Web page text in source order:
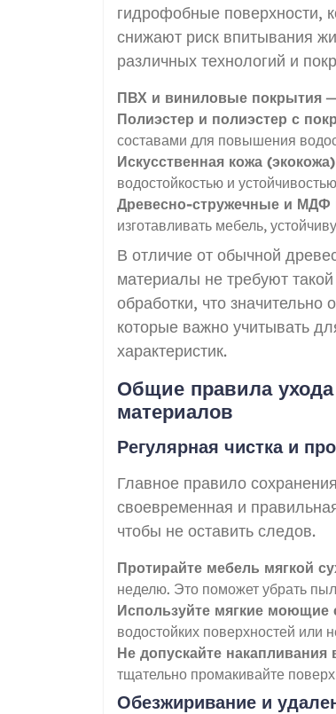
гидрофобные поверхности,
снижают риск впитывания
различных технологий и
ПВХ и виниловые покрытия
Полиэстер и полиэстер с
составами для повышения
Искусственная кожа (экокожа)
водостойкостью и
Древесно-стружечные и МДФ
изготавливать мебель,
В отличие от обычной
материалы не требуют
обработки, что
которые важно учитывать
характеристик.
Общие правила
материалов
Регулярная чистка и
Главное правило
своевременная и
чтобы не оставить следов.
Протирайте мебель мягкой
неделю. Это поможет убрать
Используйте мягкие моющие
водостойких поверхностей или
Не допускайте накапливания
тщательно промакивайте
Обезжиривание и